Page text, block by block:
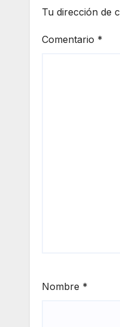
Tu dirección de
Comentario *
Nombre *